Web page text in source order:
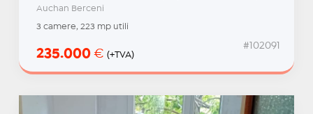
Auchan Berceni
3 camere, 223 mp utili
235.000 € (+TVA)
#102091